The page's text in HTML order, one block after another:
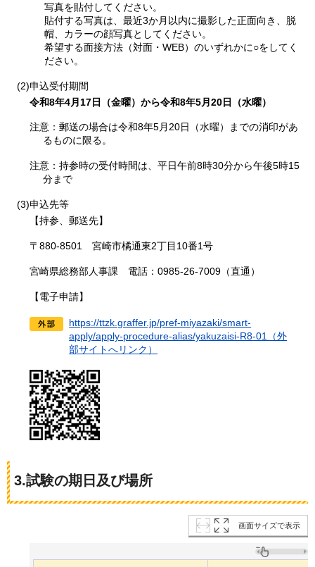
写真を貼付してください。
貼付する写真は、最近3か月以内に撮影した正面向き、脱
帽、カラーの顔写真としてください。
希望する面接方法（対面・WEB）のいずれかに○をしてく
ださい。
(2)申込受付期間
令和8年4月17日（金曜）から令和8年5月20日（水曜）
注意：郵送の場合は令和8年5月20日（水曜）までの消印があ
るものに限る。
注意：持参時の受付時間は、平日午前8時30分から午後5時15
分まで
(3)申込先等
【持参、郵送先】
〒880-8501 宮崎市橘通東2丁目10番1号
宮崎県総務部人事課 電話：0985-26-7009（直通）
【電子申請】
https://ttzk.graffer.jp/pref-miyazaki/smart-
apply/apply-procedure-alias/yakuzaisi-R8-01（外
部サイトへリンク）
3.試験の期日及び場所
画面サイズで表示